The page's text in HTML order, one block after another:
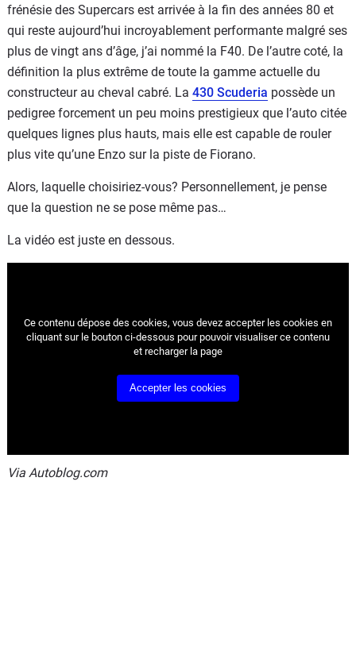
frénésie des Supercars est arrivée à la fin des années 80 et
qui reste aujourd’hui incroyablement performante malgré ses
plus de vingt ans d’âge, j’ai nommé la F40. De l’autre coté, la
définition la plus extrême de toute la gamme actuelle du
constructeur au cheval cabré. La 430 Scuderia possède un
pedigree forcement un peu moins prestigieux que l’auto citée
quelques lignes plus hauts, mais elle est capable de rouler
plus vite qu’une Enzo sur la piste de Fiorano.
Alors, laquelle choisiriez-vous? Personnellement, je pense
que la question ne se pose même pas…
La vidéo est juste en dessous.
Ce contenu dépose des cookies, vous devez accepter les cookies en
cliquant sur le bouton ci-dessous pour pouvoir visualiser ce contenu
et recharger la page
Accepter les cookies
Via Autoblog.com